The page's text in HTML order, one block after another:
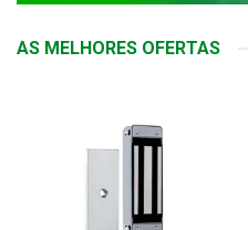
AS MELHORES OFERTAS